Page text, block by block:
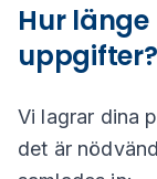
Hur
uppgifter?
Vi lagrar dina
det är